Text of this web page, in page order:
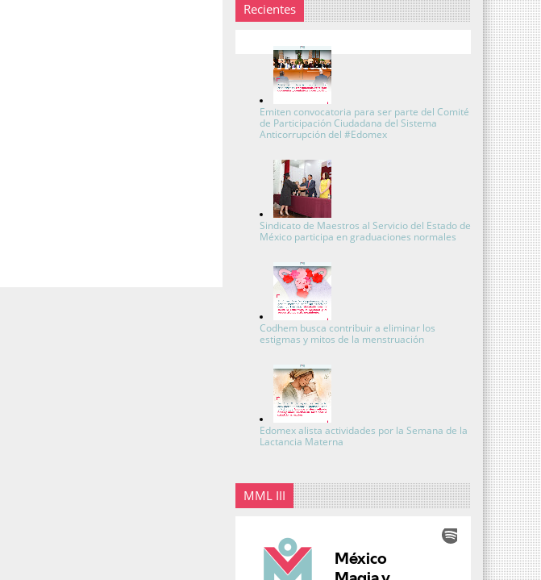
Recientes
Emiten convocatoria para ser parte del Comité
de Participación Ciudadana del Sistema
Anticorrupción del #Edomex
Sindicato de Maestros al Servicio del Estado de
México participa en graduaciones normales
Codhem busca contribuir a eliminar los
estigmas y mitos de la menstruación
Edomex alista actividades por la Semana de la
Lactancia Materna
MML III